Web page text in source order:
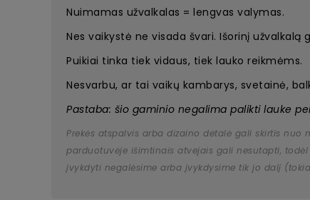
Nuimamas užvalkalas = lengvas valymas.
Nes vaikystė ne visada švari. Išorinį
Puikiai tinka tiek vidaus, tiek lauko reikmėms.
Nesvarbu, ar tai vaikų kambarys, svetainė,
Pastaba: šio gaminio negalima palikti lauke
Prekės atspalvis arba dizaino detalė gali skirtis nuo
parduotuvėje išimtinais atvejais gali nesutapti,
įvykdyti negalėsime arba įvykdysime tik jo dalį